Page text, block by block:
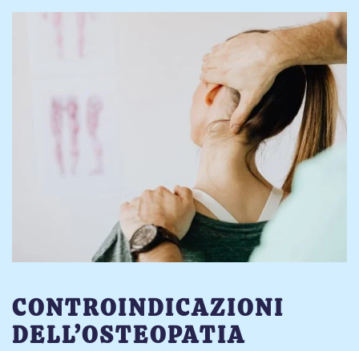
CONTROINDICAZIONI
DELL’OSTEOPATIA